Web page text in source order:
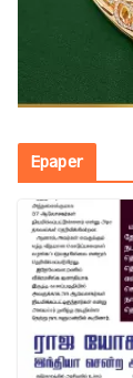
Epaper